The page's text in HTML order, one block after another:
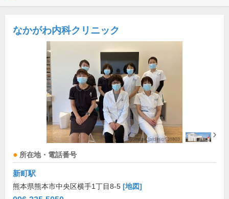
なかがわ内科クリニック
所在地・電話番号
新町駅
熊本県熊本市中央区横手1丁目8-5 [地図]